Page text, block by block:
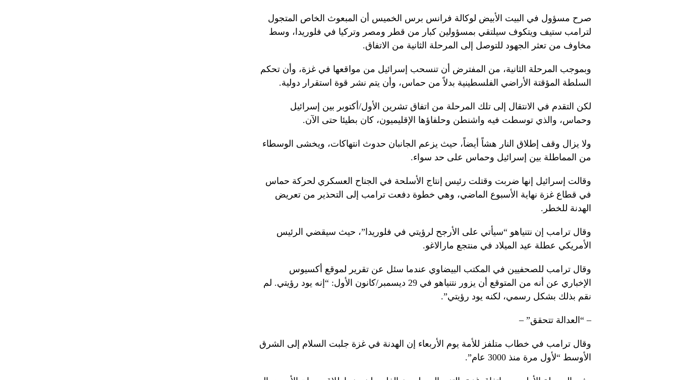
صرح مسؤول في البيت الأبيض لوكالة فرانس برس الخميس أن المبعوث الخاص المتجول
لترامب ستيف ويتكوف سيلتقي بمسؤولين كبار من قطر ومصر وتركيا في فلوريدا، وسط
مخاوف من تعثر الجهود للتوصل إلى المرحلة الثانية من الاتفاق.
وبموجب المرحلة الثانية، من المفترض أن تنسحب إسرائيل من مواقعها في غزة، وأن تحكم
السلطة المؤقتة الأراضي الفلسطينية بدلاً من حماس، وأن يتم نشر قوة استقرار دولية.
لكن التقدم في الانتقال إلى تلك المرحلة من اتفاق تشرين الأول/أكتوبر بين إسرائيل
وحماس، والذي توسطت فيه واشنطن وحلفاؤها الإقليميون، كان بطيئا حتى الآن.
ولا يزال وقف إطلاق النار هشاً أيضاً، حيث يزعم الجانبان حدوث انتهاكات، ويخشى الوسطاء
من المماطلة بين إسرائيل وحماس على حد سواء.
وقالت إسرائيل إنها ضربت وقتلت رئيس إنتاج الأسلحة في الجناح العسكري لحركة حماس
في قطاع غزة نهاية الأسبوع الماضي، وهي خطوة دفعت ترامب إلى التحذير من تعريض
الهدنة للخطر.
وقال ترامب إن نتنياهو “سيأتي على الأرجح لرؤيتي في فلوريدا”، حيث سيقضي الرئيس
الأمريكي عطلة عيد الميلاد في منتجع مارالاغو.
وقال ترامب للصحفيين في المكتب البيضاوي عندما سئل عن تقرير لموقع أكسيوس
الإخباري عن أنه من المتوقع أن يزور نتنياهو في 29 ديسمبر/كانون الأول: “إنه يود رؤيتي. لم
نقم بذلك بشكل رسمي، لكنه يود رؤيتي”.
– “العدالة تتحقق” –
وقال ترامب في خطاب متلفز للأمة يوم الأربعاء إن الهدنة في غزة جلبت السلام إلى الشرق
الأوسط “لأول مرة منذ 3000 عام”.